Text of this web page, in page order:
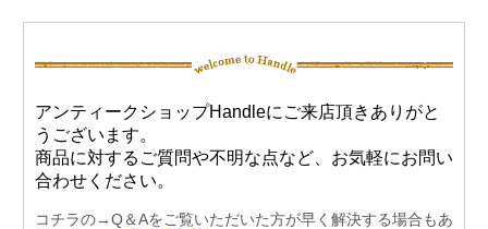
アンティークショップHandleにご来店頂きありがと
うございます。
商品に対するご質問や不明な点など、お気軽にお問い
合わせください。
コチラの→Q＆Aをご覧いただいた方が早く解決する場合もあ